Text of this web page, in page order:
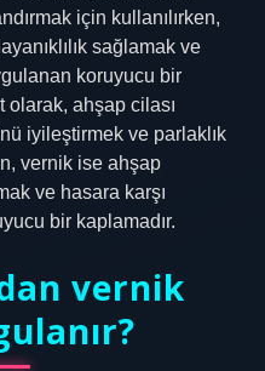
için kullanılırken,
sağlamak ve
koruyucu bir
olarak, ahşap cilası
iyileştirmek ve parlaklık
vernik ise ahşap
ve hasara karşı
bir kaplamadır.
vernik